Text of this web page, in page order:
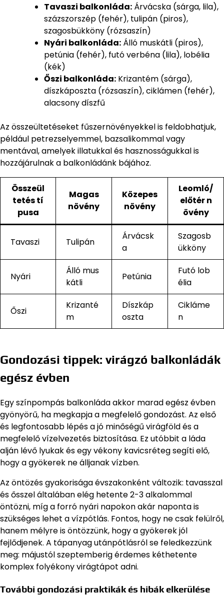
Tavaszi balkonláda: Árvácska (sárga, lila),
százszorszép (fehér), tulipán (piros),
szagosbükköny (rózsaszín)
Nyári balkonláda: Álló muskátli (piros),
petúnia (fehér), futó verbéna (lila), lobélia
(kék)
Őszi balkonláda: Krizantém (sárga),
díszkáposzta (rózsaszín), ciklámen (fehér),
alacsony díszfű
Az összeültetéseket fűszernövényekkel is feldobhatjuk,
például petrezselyemmel, bazsalikommal vagy
mentával, amelyek illatukkal és hasznosságukkal is
hozzájárulnak a balkonládánk bájához.
Összeül
tetés tí
pusa
Magas
növény
Közepes
növény
Leomló/
előtér n
övény
Tavaszi Tulipán
Árvácsk
a
Szagosb
ükköny
Nyári
Álló mus
kátli
Petúnia
Futó lob
élia
Őszi
Krizanté
m
Díszkáp
oszta
Cikláme
n
Gondozási tippek: virágzó balkonládák
egész évben
Egy színpompás balkonláda akkor marad egész évben
gyönyörű, ha megkapja a megfelelő gondozást. Az első
és legfontosabb lépés a jó minőségű virágföld és a
megfelelő vízelvezetés biztosítása. Ez utóbbit a láda
alján lévő lyukak és egy vékony kavicsréteg segíti elő,
hogy a gyökerek ne álljanak vízben.
Az öntözés gyakorisága évszakonként változik: tavasszal
és ősszel általában elég hetente 2-3 alkalommal
öntözni, míg a forró nyári napokon akár naponta is
szükséges lehet a vízpótlás. Fontos, hogy ne csak felülről,
hanem mélyre is öntözzünk, hogy a gyökerek jól
fejlődjenek. A tápanyag utánpótlásról se feledkezzünk
meg: májustól szeptemberig érdemes kéthetente
komplex folyékony virágtápot adni.
További gondozási praktikák és hibák elkerülése